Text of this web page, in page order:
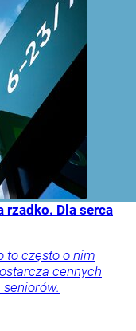
rzadko. Dla serca
to często o nim
cennych